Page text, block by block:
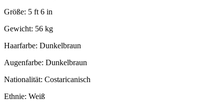
Größe: 5 ft 6 in
Gewicht: 56 kg
Haarfarbe: Dunkelbraun
Augenfarbe: Dunkelbraun
Nationalität: Costaricanisch
Ethnie: Weiß